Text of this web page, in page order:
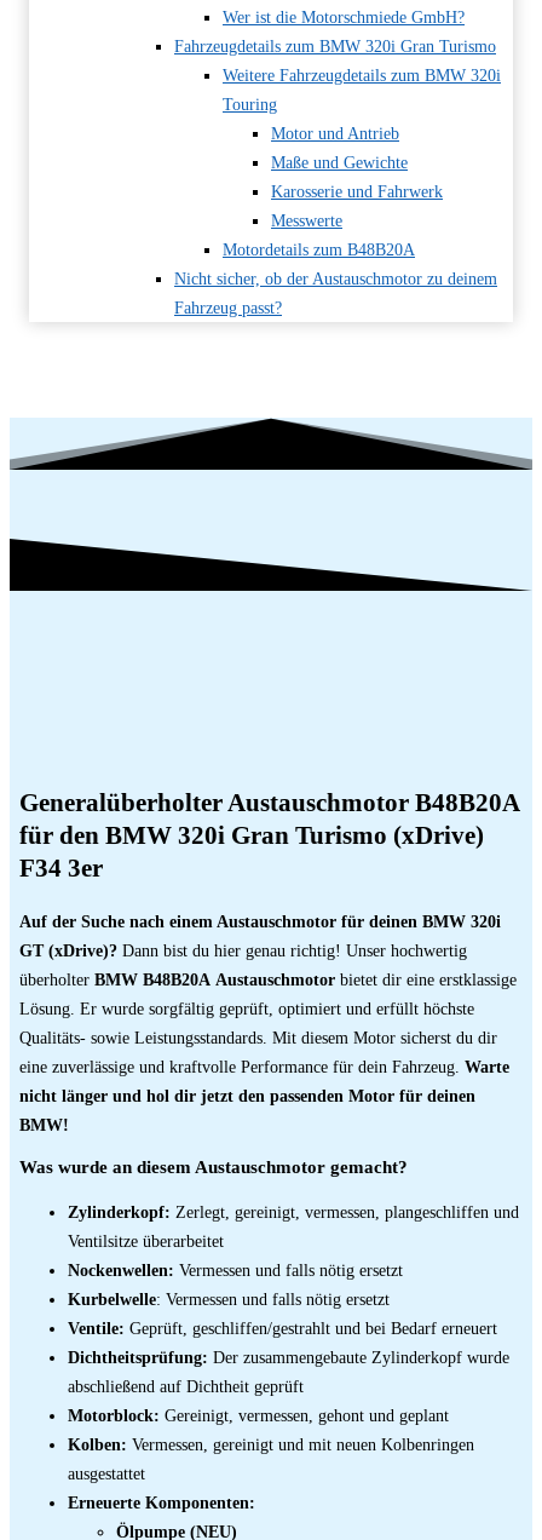
Wer ist die Motorschmiede GmbH?
Fahrzeugdetails zum BMW 320i Gran Turismo
Weitere Fahrzeugdetails zum BMW 320i
Touring
Motor und Antrieb
Maße und Gewichte
Karosserie und Fahrwerk
Messwerte
Motordetails zum B48B20A
Nicht sicher, ob der Austauschmotor zu deinem
Fahrzeug passt?
Generalüberholter Austauschmotor B48B20A
für den BMW 320i Gran Turismo (xDrive)
F34 3er
Auf der Suche nach einem Austauschmotor für deinen BMW 320i
GT (xDrive)? Dann bist du hier genau richtig! Unser hochwertig
überholter BMW B48B20A Austauschmotor bietet dir eine erstklassige
Lösung. Er wurde sorgfältig geprüft, optimiert und erfüllt höchste
Qualitäts- sowie Leistungsstandards. Mit diesem Motor sicherst du dir
eine zuverlässige und kraftvolle Performance für dein Fahrzeug. Warte
nicht länger und hol dir jetzt den passenden Motor für deinen
BMW!
Was wurde an diesem Austauschmotor gemacht?
Zylinderkopf: Zerlegt, gereinigt, vermessen, plangeschliffen und
Ventilsitze überarbeitet
Nockenwellen: Vermessen und falls nötig ersetzt
Kurbelwelle: Vermessen und falls nötig ersetzt
Ventile: Geprüft, geschliffen/gestrahlt und bei Bedarf erneuert
Dichtheitsprüfung: Der zusammengebaute Zylinderkopf wurde
abschließend auf Dichtheit geprüft
Motorblock: Gereinigt, vermessen, gehont und geplant
Kolben: Vermessen, gereinigt und mit neuen Kolbenringen
ausgestattet
Erneuerte Komponenten:
Ölpumpe (NEU)